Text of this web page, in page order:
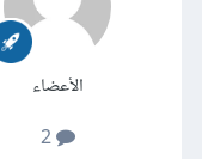
الأعضاء
2